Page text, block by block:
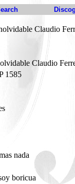
Claudio
Claudio
1585
nada
boricua